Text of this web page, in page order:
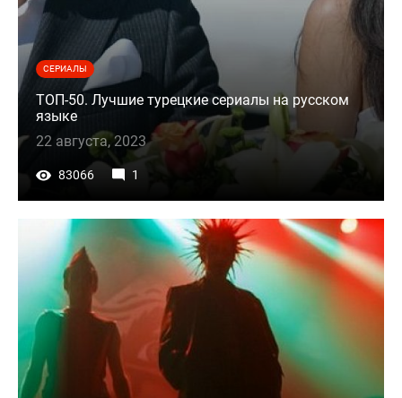
СЕРИАЛЫ
ТОП-50. Лучшие турецкие сериалы на русском
языке
22 августа, 2023
83066 1